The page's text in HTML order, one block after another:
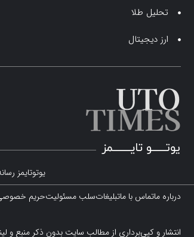
تحلیل طلا
ارز دیجیتال
یوتوتایمز
درباره ماتماس با ماتبلیغاتسلب مسئولیتحریم
انتشار و کپی‌برداری از مطالب سایت بدون ذکر منبع